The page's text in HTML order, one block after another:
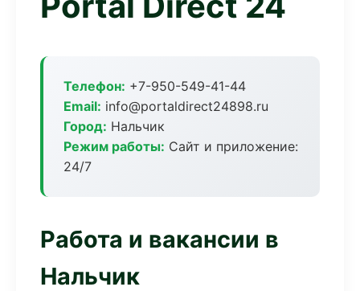
Телефон: +7-950-549-41-44
Email: info@portaldirect24898.ru
Город: Нальчик
Режим работы: Сайт и приложение:
24/7
Работа и вакансии в
Нальчик